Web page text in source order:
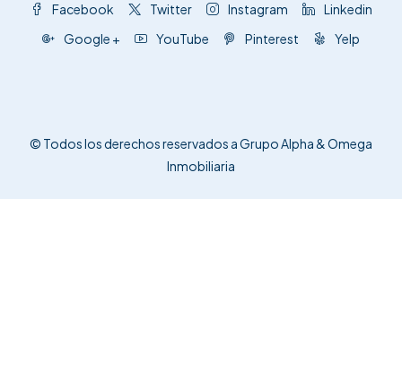
Facebook Twitter Instagram
Linkedin
Google +
YouTube Pinterest Yelp
© Todos los derechos reservados a Grupo Alpha & Omega
Inmobiliaria